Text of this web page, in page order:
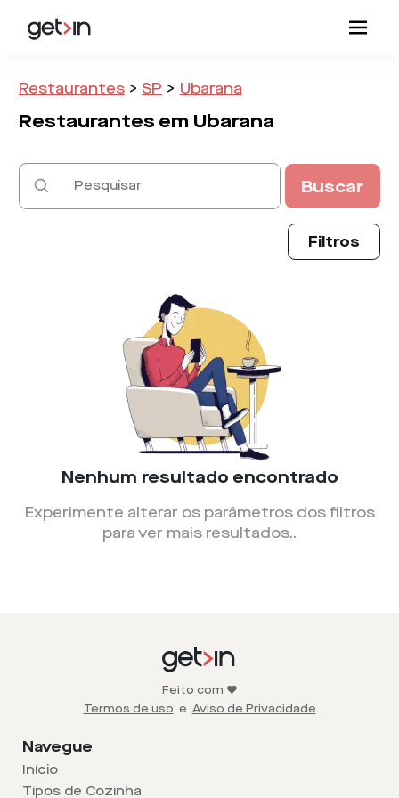
Restaurantes > SP > Ubarana
Restaurantes em Ubarana
Buscar
Filtros
Nenhum resultado encontrado
Experimente alterar os parâmetros dos filtros
para ver mais resultados..
Feito com ❤️
Termos de uso e Aviso de Privacidade
Navegue
Início
Tipos de Cozinha